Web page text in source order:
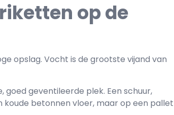
op de
opslag. Vocht is de grootste vijand van
geventileerde plek. Een schuur,
koude betonnen vloer, maar op een pallet